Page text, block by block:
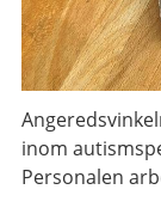
inom
Personalen